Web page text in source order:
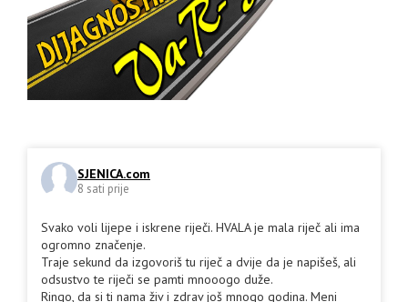
SJENICA.com
8 sati prije
Svako voli lijepe i iskrene riječi. HVALA je mala riječ ali ima
ogromno značenje.
Traje sekund da izgovoriš tu riječ a dvije da je napišeš, ali
odsustvo te riječi se pamti mnooogo duže.
Ringo, da si ti nama živ i zdrav još mnogo godina. Meni